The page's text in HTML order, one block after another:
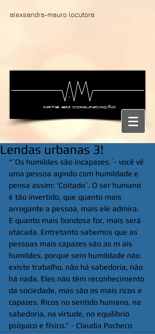
alexsandra-mauro locutora
Lendas urbanas 3!
“`Os humildes são incapazes.´- você vê
uma pessoa agindo com humildade e
pensa assim: ‘Coitado´. O ser humano
é tão invertido, que quanto mais
arrogante a pessoa, mais ele admira.
E quanto mais bondosa for, mais será
atacada. Entretanto sabemos que as
pessoas mais capazes são as m ais
humildes, porque sem humildade não
existe trabalho, não há sabedoria, não
há nada. Eles não têm reconhecimento
da sociedade, mas são os mais ricos e
capazes. Ricos no sentido humano, na
sabedoria, na virtude, no equilíbrio
psíquico e físico.” - Claudia Pacheco